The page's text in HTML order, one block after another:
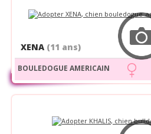
XENA (11 ans)
BOULEDOGUE AMERICAIN